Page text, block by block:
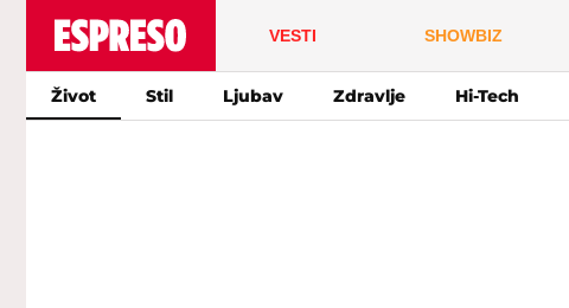
VESTI SHOWBIZ
Život Stil Ljubav Zdravlje Hi-Tech